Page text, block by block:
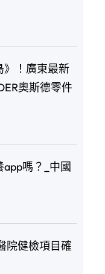
》！廣東最新
奧斯德零件
嗎？_中國
院健檢項目確